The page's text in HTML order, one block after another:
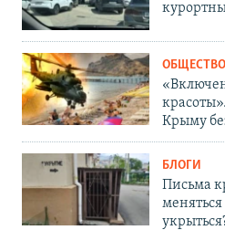
ОБЩЕСТВО
Крыму
БЛОГИ
Письма